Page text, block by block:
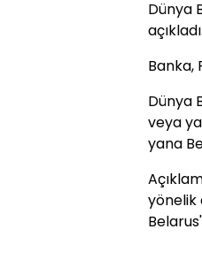
Dünya
açıkladı.
Banka,
Dünya
veya
yana
yönelik